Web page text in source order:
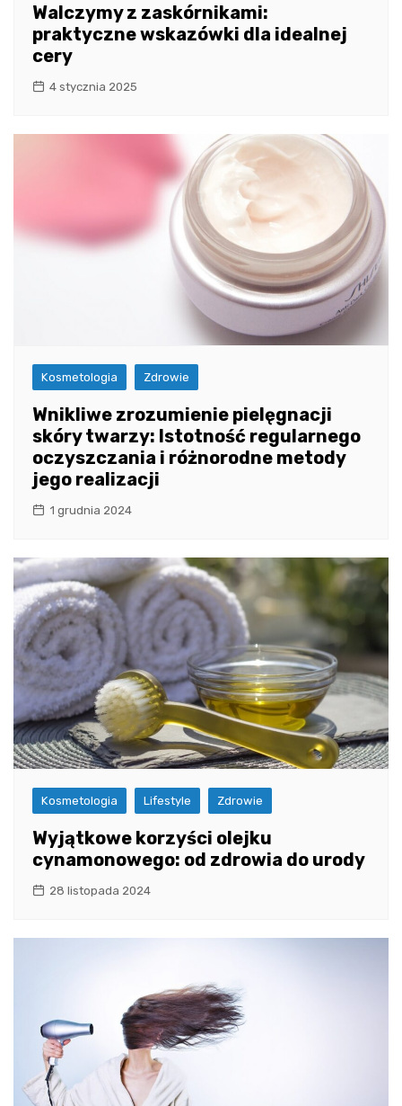
Walczymy z zaskórnikami:
praktyczne wskazówki dla idealnej
cery
4 stycznia 2025
Kosmetologia Zdrowie
Wnikliwe zrozumienie pielęgnacji
skóry twarzy: Istotność regularnego
oczyszczania i różnorodne metody
jego realizacji
1 grudnia 2024
Kosmetologia Lifestyle Zdrowie
Wyjątkowe korzyści olejku
cynamonowego: od zdrowia do urody
28 listopada 2024